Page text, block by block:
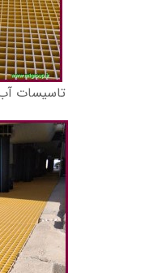
تاسیسات